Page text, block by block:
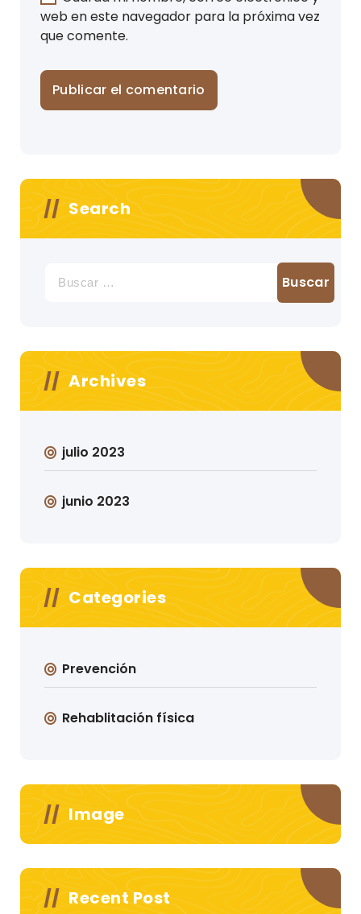
web en este navegador para la próxima vez
que comente.
Search
Archives
julio 2023
junio 2023
Categories
Prevención
Rehablitación física
Image
Recent Post